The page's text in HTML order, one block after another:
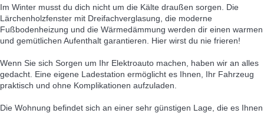
Im Winter musst du dich nicht um die Kälte draußen sorgen. Die
Lärchenholzfenster mit Dreifachverglasung, die moderne
Fußbodenheizung und die Wärmedämmung werden dir einen warmen
und gemütlichen Aufenthalt garantieren. Hier wirst du nie frieren!
Wenn Sie sich Sorgen um Ihr Elektroauto machen, haben wir an alles
gedacht. Eine eigene Ladestation ermöglicht es Ihnen, Ihr Fahrzeug
praktisch und ohne Komplikationen aufzuladen.
Die Wohnung befindet sich an einer sehr günstigen Lage, die es Ihnen